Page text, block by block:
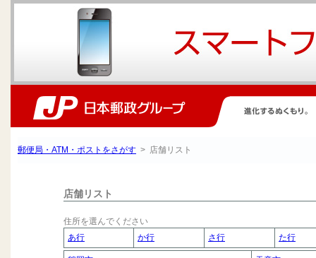
郵便局・ATM・ポストをさがす > 店舗リスト
店舗リスト
住所を選んでください
あ行
か行 さ行 た行